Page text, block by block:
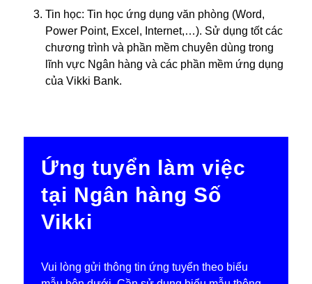
Tin học: Tin học ứng dụng văn phòng (Word,
Power Point, Excel, Internet,…). Sử dụng tốt các
chương trình và phần mềm chuyên dùng trong
lĩnh vực Ngân hàng và các phần mềm ứng dụng
của Vikki Bank.
Ứng tuyển làm việc
tại Ngân hàng Số
Vikki
tVui lòng gửi thông tin ứng tuyển theo biểu